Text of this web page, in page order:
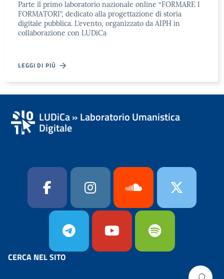
Parte il primo laboratorio nazionale online “FORMARE I
FORMATORI”, dedicato alla progettazione di storia
digitale pubblica. L’evento, organizzato da AIPH in
collaborazione con LUDiCa
LEGGI DI PIÙ
LUDiCa » Laboratorio Umanistica
Digitale
CERCA NEL SITO